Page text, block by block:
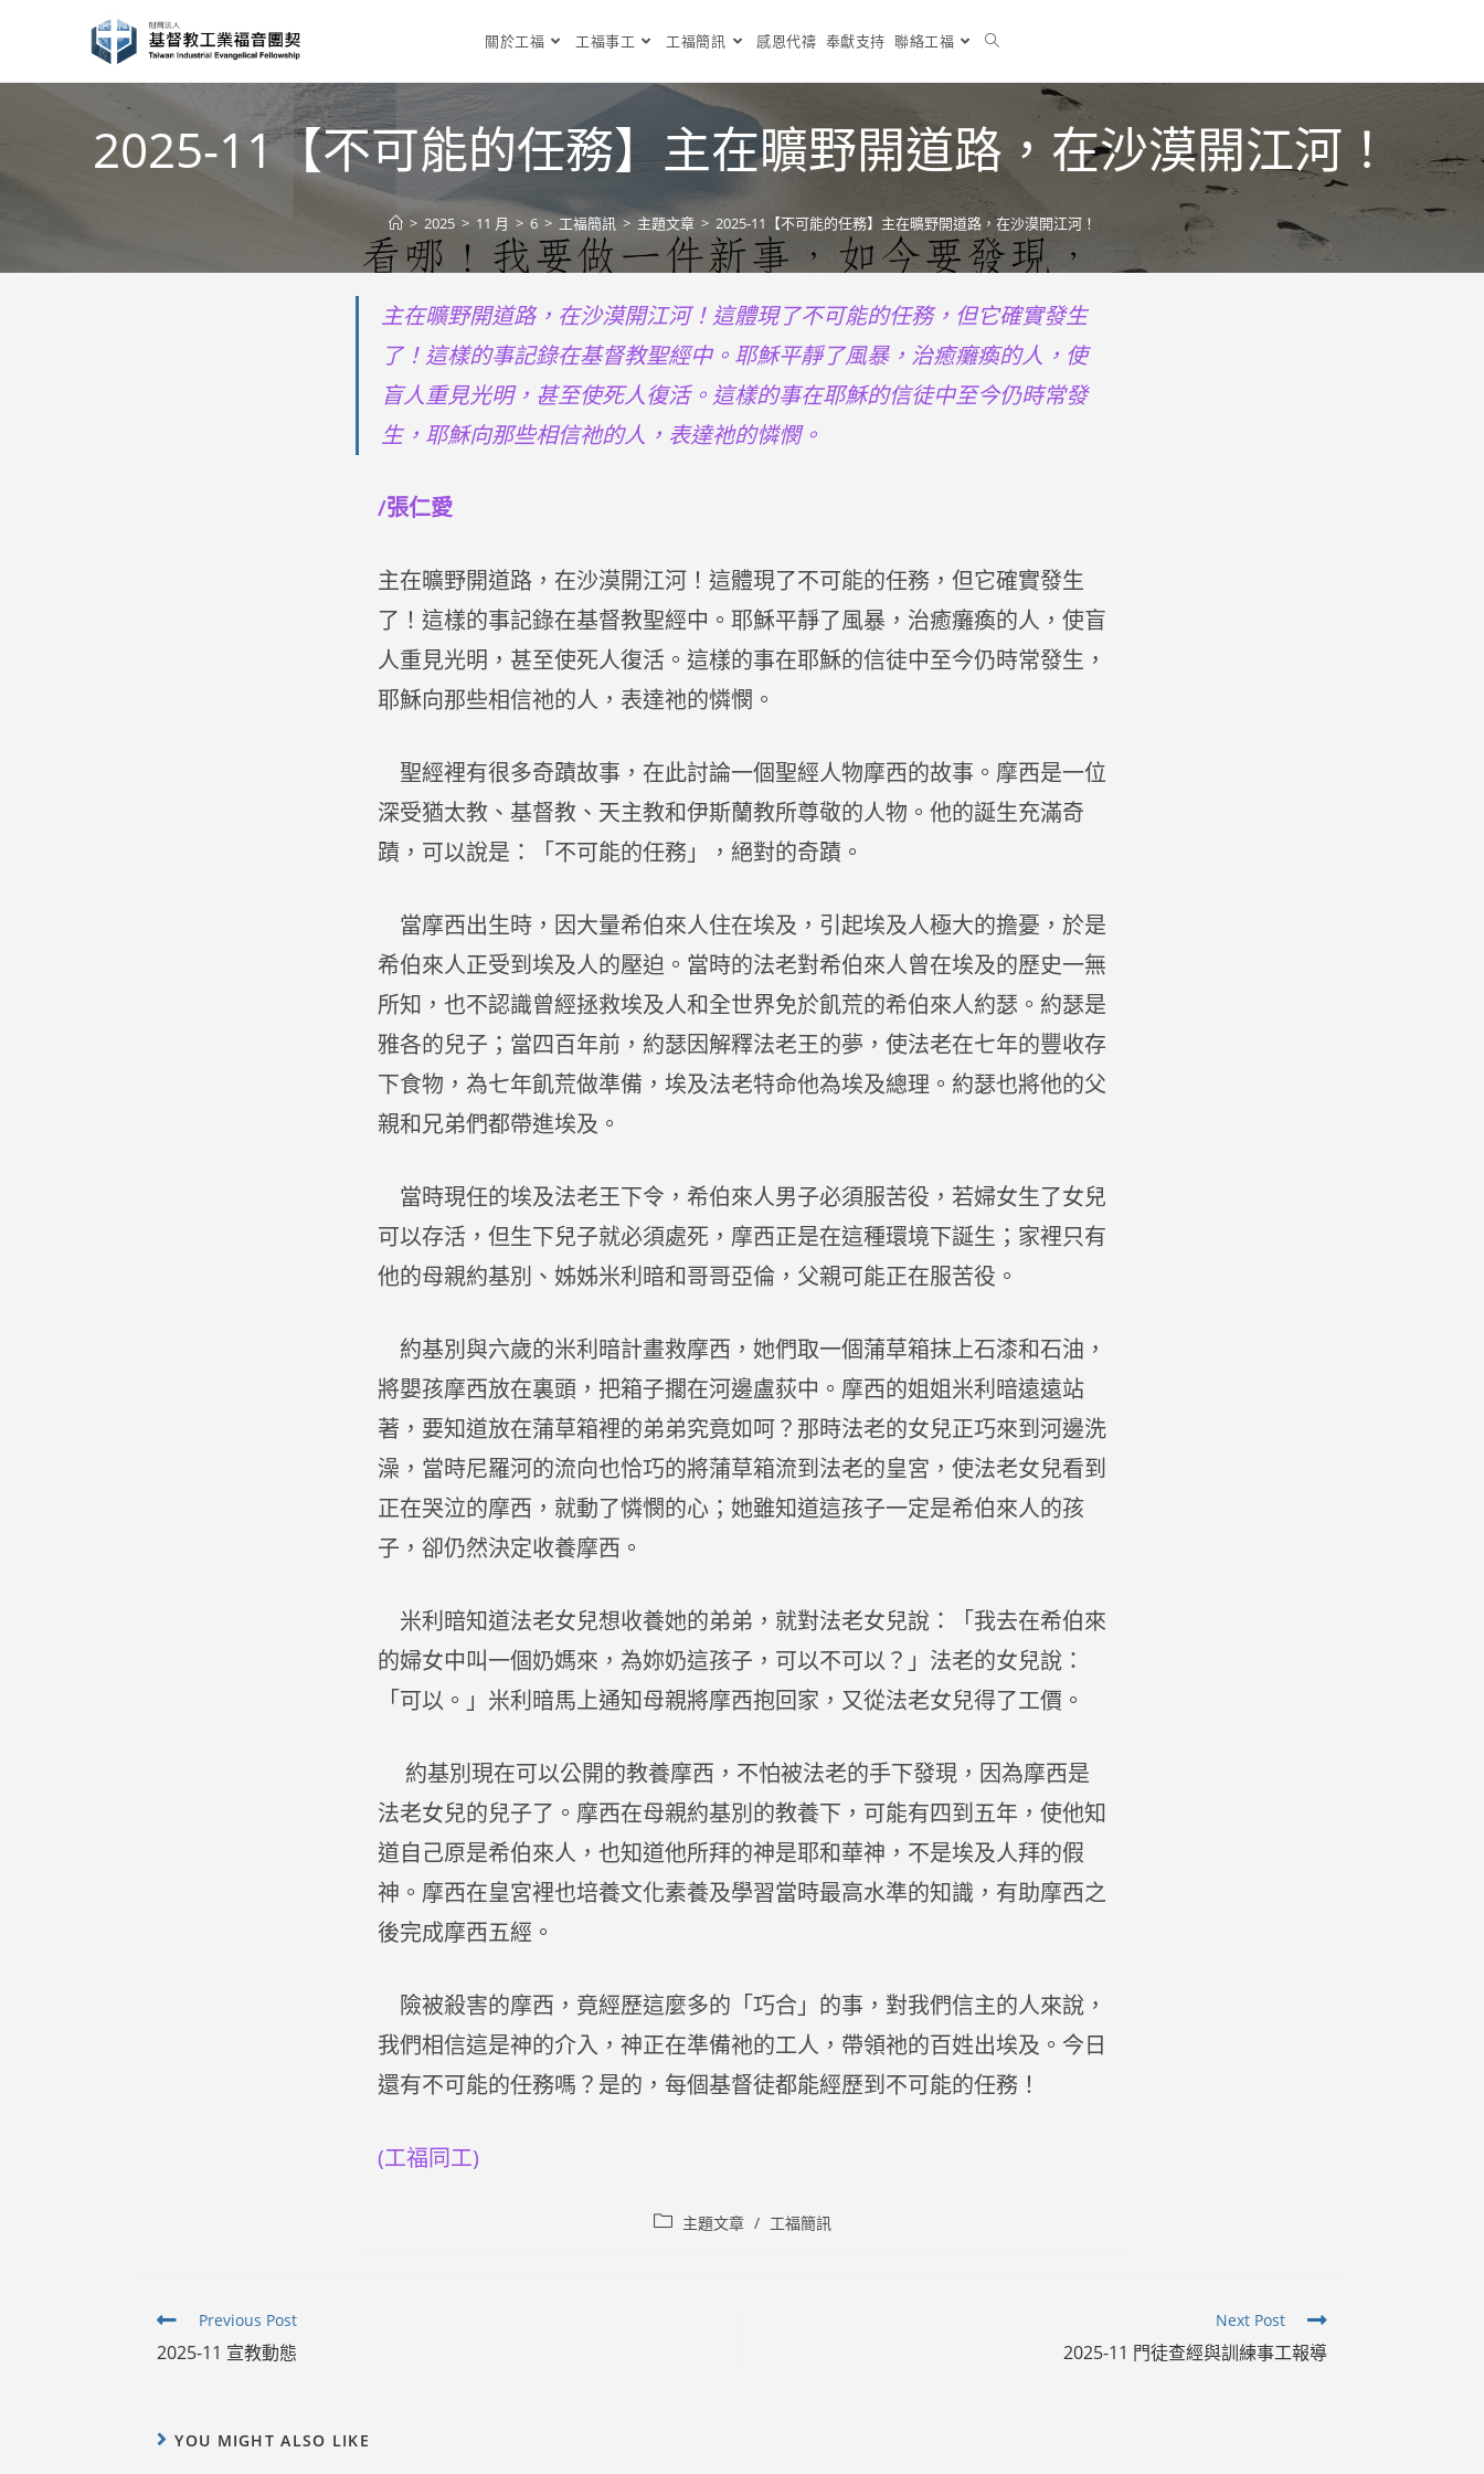
關於工福 工福事工 工福簡訊 感恩代禱 奉獻支持 聯絡工福
2025-11【不可能的任務】主在曠野開道路，在沙漠開江河！
> 2025 > 11 月 > 6 > 工福簡訊 > 主題文章 > 2025-11【不可能的任務】主在曠野開道路，在沙漠開江河！
主在曠野開道路，在沙漠開江河！這體現了不可能的任務，但它確實發生
了！這樣的事記錄在基督教聖經中。耶穌平靜了風暴，治癒癱瘓的人，使
盲人重見光明，甚至使死人復活。這樣的事在耶穌的信徒中至今仍時常發
生，耶穌向那些相信祂的人，表達祂的憐憫。
/張仁愛
主在曠野開道路，在沙漠開江河！這體現了不可能的任務，但它確實發生
了！這樣的事記錄在基督教聖經中。耶穌平靜了風暴，治癒癱瘓的人，使盲
人重見光明，甚至使死人復活。這樣的事在耶穌的信徒中至今仍時常發生，
耶穌向那些相信祂的人，表達祂的憐憫。
聖經裡有很多奇蹟故事，在此討論一個聖經人物摩西的故事。摩西是一位
深受猶太教、基督教、天主教和伊斯蘭教所尊敬的人物。他的誕生充滿奇
蹟，可以說是：「不可能的任務」，絕對的奇蹟。
當摩西出生時，因大量希伯來人住在埃及，引起埃及人極大的擔憂，於是
希伯來人正受到埃及人的壓迫。當時的法老對希伯來人曾在埃及的歷史一無
所知，也不認識曾經拯救埃及人和全世界免於飢荒的希伯來人約瑟。約瑟是
雅各的兒子；當四百年前，約瑟因解釋法老王的夢，使法老在七年的豐收存
下食物，為七年飢荒做準備，埃及法老特命他為埃及總理。約瑟也將他的父
親和兄弟們都帶進埃及。
當時現任的埃及法老王下令，希伯來人男子必須服苦役，若婦女生了女兒
可以存活，但生下兒子就必須處死，摩西正是在這種環境下誕生；家裡只有
他的母親約基別、姊姊米利暗和哥哥亞倫，父親可能正在服苦役。
約基別與六歲的米利暗計畫救摩西，她們取一個蒲草箱抹上石漆和石油，
將嬰孩摩西放在裏頭，把箱子擱在河邊盧荻中。摩西的姐姐米利暗遠遠站
著，要知道放在蒲草箱裡的弟弟究竟如呵？那時法老的女兒正巧來到河邊洗
澡，當時尼羅河的流向也恰巧的將蒲草箱流到法老的皇宮，使法老女兒看到
正在哭泣的摩西，就動了憐憫的心；她雖知道這孩子一定是希伯來人的孩
子，卻仍然決定收養摩西。
米利暗知道法老女兒想收養她的弟弟，就對法老女兒說：「我去在希伯來
的婦女中叫一個奶媽來，為妳奶這孩子，可以不可以？」法老的女兒說：
「可以。」米利暗馬上通知母親將摩西抱回家，又從法老女兒得了工價。
約基別現在可以公開的教養摩西，不怕被法老的手下發現，因為摩西是
法老女兒的兒子了。摩西在母親約基別的教養下，可能有四到五年，使他知
道自己原是希伯來人，也知道他所拜的神是耶和華神，不是埃及人拜的假
神。摩西在皇宮裡也培養文化素養及學習當時最高水準的知識，有助摩西之
後完成摩西五經。
險被殺害的摩西，竟經歷這麼多的「巧合」的事，對我們信主的人來說，
我們相信這是神的介入，神正在準備祂的工人，帶領祂的百姓出埃及。今日
還有不可能的任務嗎？是的，每個基督徒都能經歷到不可能的任務！
(工福同工)
Post 主題文章 / 工福簡訊
Read
articles
Previous Post
2025-11 宣教動態
Next Post
2025-11 門徒查經與訓練事工報導
YOU MIGHT ALSO LIKE